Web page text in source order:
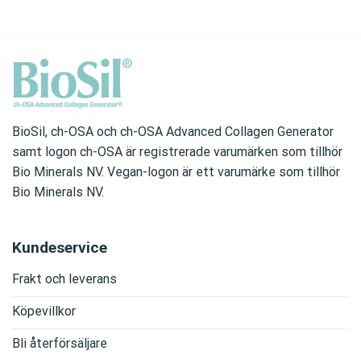
BioSil, ch-OSA och ch-OSA Advanced Collagen Generator
samt logon ch-OSA är registrerade varumärken som tillhör
Bio Minerals NV. Vegan-logon är ett varumärke som tillhör
Bio Minerals NV.
Kundeservice
Frakt och leverans
Köpevillkor
Bli återförsäljare